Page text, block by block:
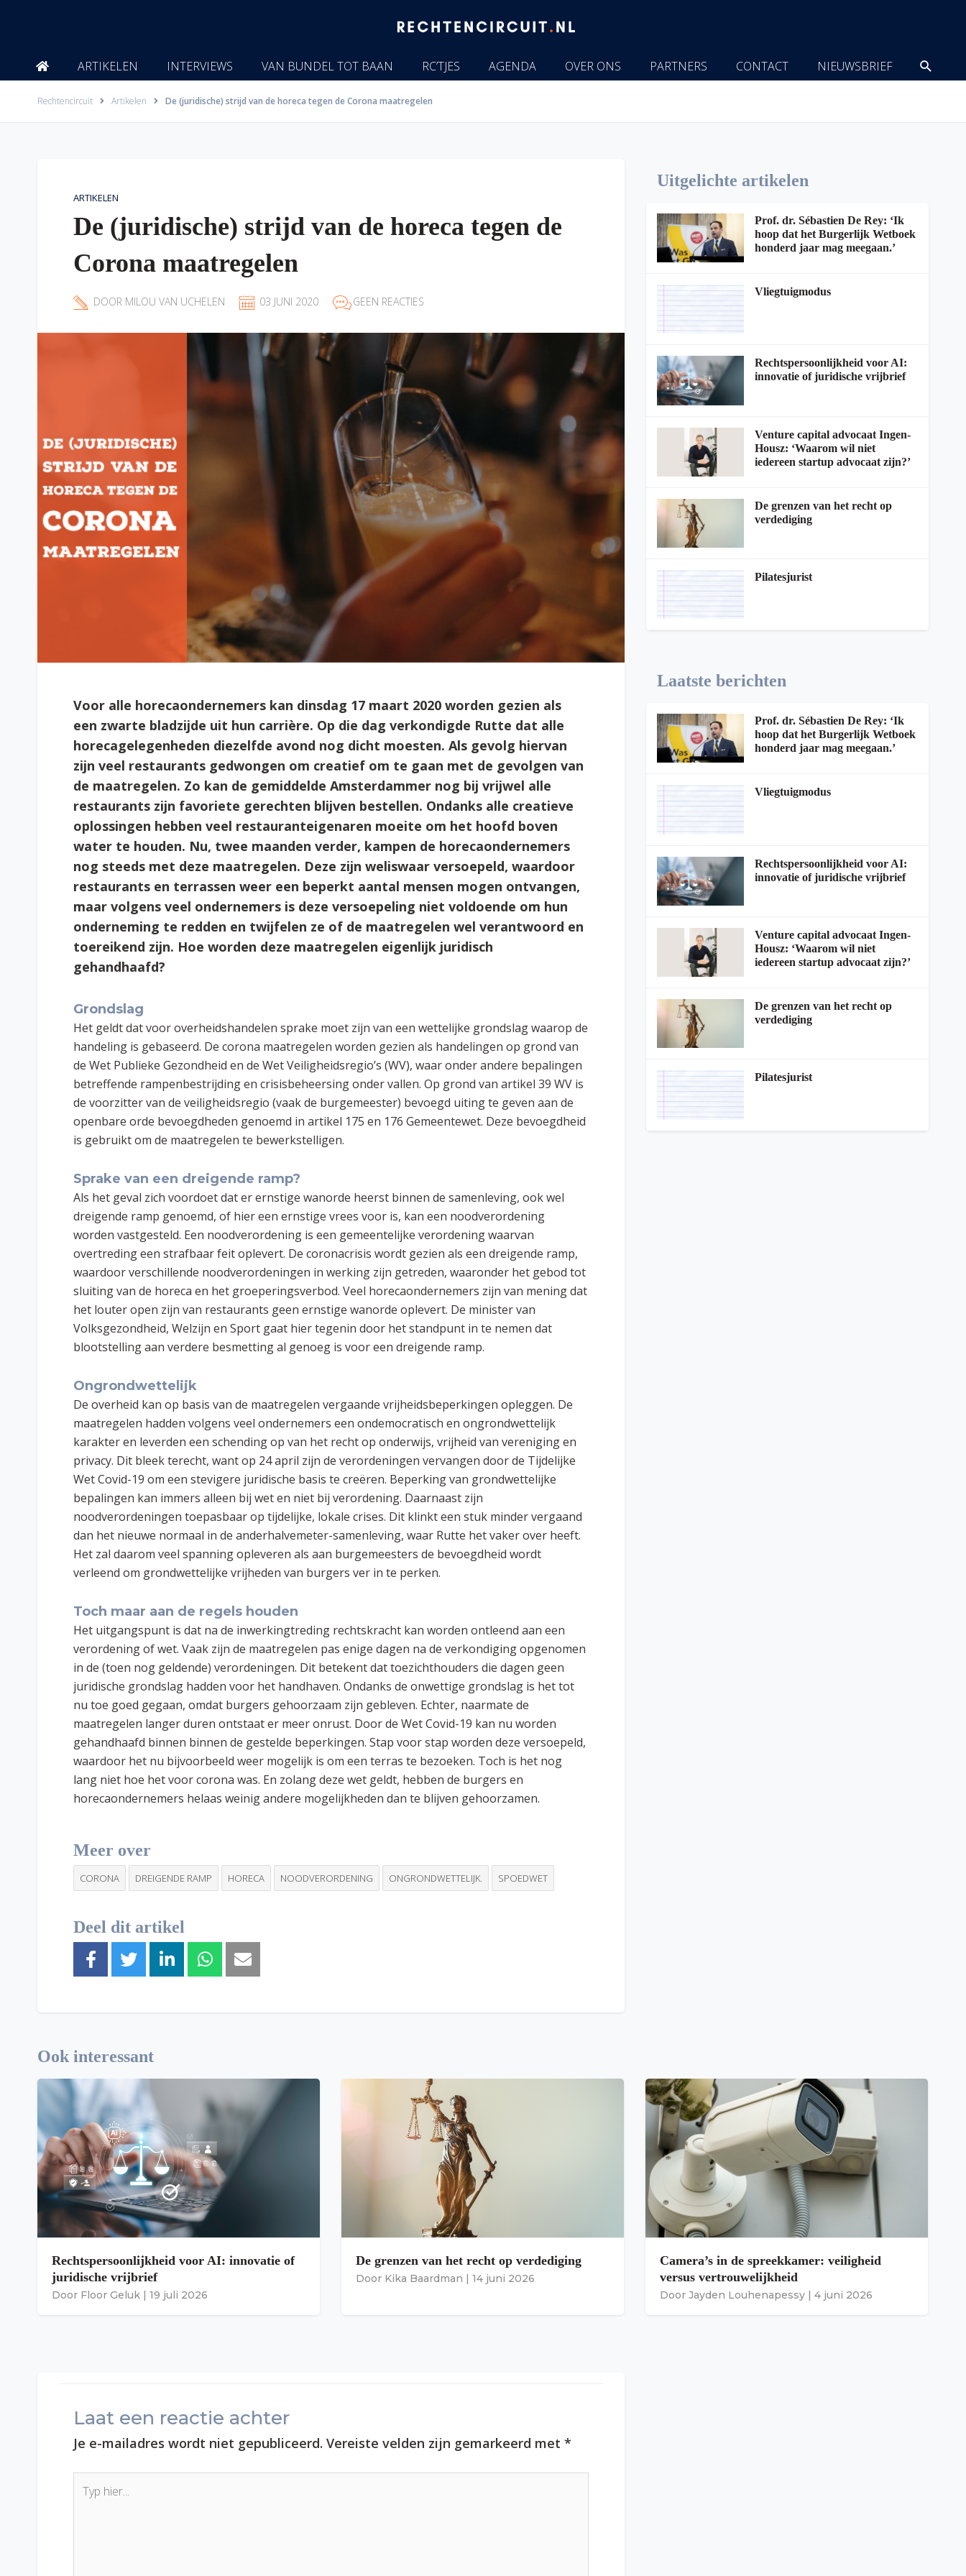
ARTIKELEN INTERVIEWS VAN BUNDEL TOT BAAN RC’TJES AGENDA OVER ONS PARTNERS CONTACT NIEUWSBRIEF
Rechtencircuit Artikelen De (juridische) strijd van de horeca tegen de Corona maatregelen
ARTIKELEN
De (juridische) strijd van de horeca tegen de
Corona maatregelen
DOOR MILOU VAN UCHELEN 03 JUNI 2020 GEEN REACTIES
Voor alle horecaondernemers kan dinsdag 17 maart 2020 worden gezien als
een zwarte bladzijde uit hun carrière. Op die dag verkondigde Rutte dat alle
horecagelegenheden diezelfde avond nog dicht moesten. Als gevolg hiervan
zijn veel restaurants gedwongen om creatief om te gaan met de gevolgen van
de maatregelen. Zo kan de gemiddelde Amsterdammer nog bij vrijwel alle
restaurants zijn favoriete gerechten blijven bestellen. Ondanks alle creatieve
oplossingen hebben veel restauranteigenaren moeite om het hoofd boven
water te houden. Nu, twee maanden verder, kampen de horecaondernemers
nog steeds met deze maatregelen. Deze zijn weliswaar versoepeld, waardoor
restaurants en terrassen weer een beperkt aantal mensen mogen ontvangen,
maar volgens veel ondernemers is deze versoepeling niet voldoende om hun
onderneming te redden en twijfelen ze of de maatregelen wel verantwoord en
toereikend zijn. Hoe worden deze maatregelen eigenlijk juridisch
gehandhaafd?
Grondslag
Het geldt dat voor overheidshandelen sprake moet zijn van een wettelijke grondslag waarop de
handeling is gebaseerd. De corona maatregelen worden gezien als handelingen op grond van
de Wet Publieke Gezondheid en de Wet Veiligheidsregio’s (WV), waar onder andere bepalingen
betreffende rampenbestrijding en crisisbeheersing onder vallen. Op grond van artikel 39 WV is
de voorzitter van de veiligheidsregio (vaak de burgemeester) bevoegd uiting te geven aan de
openbare orde bevoegdheden genoemd in artikel 175 en 176 Gemeentewet. Deze bevoegdheid
is gebruikt om de maatregelen te bewerkstelligen.
Sprake van een dreigende ramp?
Als het geval zich voordoet dat er ernstige wanorde heerst binnen de samenleving, ook wel
dreigende ramp genoemd, of hier een ernstige vrees voor is, kan een noodverordening
worden vastgesteld. Een noodverordening is een gemeentelijke verordening waarvan
overtreding een strafbaar feit oplevert. De coronacrisis wordt gezien als een dreigende ramp,
waardoor verschillende noodverordeningen in werking zijn getreden, waaronder het gebod tot
sluiting van de horeca en het groeperingsverbod. Veel horecaondernemers zijn van mening dat
het louter open zijn van restaurants geen ernstige wanorde oplevert. De minister van
Volksgezondheid, Welzijn en Sport gaat hier tegenin door het standpunt in te nemen dat
blootstelling aan verdere besmetting al genoeg is voor een dreigende ramp.
Ongrondwettelijk
De overheid kan op basis van de maatregelen vergaande vrijheidsbeperkingen opleggen. De
maatregelen hadden volgens veel ondernemers een ondemocratisch en ongrondwettelijk
karakter en leverden een schending op van het recht op onderwijs, vrijheid van vereniging en
privacy. Dit bleek terecht, want op 24 april zijn de verordeningen vervangen door de Tijdelijke
Wet Covid-19 om een stevigere juridische basis te creëren. Beperking van grondwettelijke
bepalingen kan immers alleen bij wet en niet bij verordening. Daarnaast zijn
noodverordeningen toepasbaar op tijdelijke, lokale crises. Dit klinkt een stuk minder vergaand
dan het nieuwe normaal in de anderhalvemeter-samenleving, waar Rutte het vaker over heeft.
Het zal daarom veel spanning opleveren als aan burgemeesters de bevoegdheid wordt
verleend om grondwettelijke vrijheden van burgers ver in te perken.
Toch maar aan de regels houden
Het uitgangspunt is dat na de inwerkingtreding rechtskracht kan worden ontleend aan een
verordening of wet. Vaak zijn de maatregelen pas enige dagen na de verkondiging opgenomen
in de (toen nog geldende) verordeningen. Dit betekent dat toezichthouders die dagen geen
juridische grondslag hadden voor het handhaven. Ondanks de onwettige grondslag is het tot
nu toe goed gegaan, omdat burgers gehoorzaam zijn gebleven. Echter, naarmate de
maatregelen langer duren ontstaat er meer onrust. Door de Wet Covid-19 kan nu worden
gehandhaafd binnen binnen de gestelde beperkingen. Stap voor stap worden deze versoepeld,
waardoor het nu bijvoorbeeld weer mogelijk is om een terras te bezoeken. Toch is het nog
lang niet hoe het voor corona was. En zolang deze wet geldt, hebben de burgers en
horecaondernemers helaas weinig andere mogelijkheden dan te blijven gehoorzamen.
Meer over
CORONA DREIGENDE RAMP HORECA NOODVERORDENING ONGRONDWETTELIJK. SPOEDWET
Deel dit artikel
Uitgelichte artikelen
Prof. dr. Sébastien De Rey: ‘Ik
hoop dat het Burgerlijk Wetboek
honderd jaar mag meegaan.’
Vliegtuigmodus
Rechtspersoonlijkheid voor AI:
innovatie of juridische vrijbrief
Venture capital advocaat Ingen-
Housz: ‘Waarom wil niet
iedereen startup advocaat zijn?’
De grenzen van het recht op
verdediging
Pilatesjurist
Laatste berichten
Prof. dr. Sébastien De Rey: ‘Ik
hoop dat het Burgerlijk Wetboek
honderd jaar mag meegaan.’
Vliegtuigmodus
Rechtspersoonlijkheid voor AI:
innovatie of juridische vrijbrief
Venture capital advocaat Ingen-
Housz: ‘Waarom wil niet
iedereen startup advocaat zijn?’
De grenzen van het recht op
verdediging
Pilatesjurist
Ook interessant
Rechtspersoonlijkheid voor AI: innovatie of
juridische vrijbrief
Door Floor Geluk | 19 juli 2026
De grenzen van het recht op verdediging
Door Kika Baardman | 14 juni 2026
Camera’s in de spreekkamer: veiligheid
versus vertrouwelijkheid
Door Jayden Louhenapessy | 4 juni 2026
Laat een reactie achter
Je e-mailadres wordt niet gepubliceerd. Vereiste velden zijn gemarkeerd met *
hier...